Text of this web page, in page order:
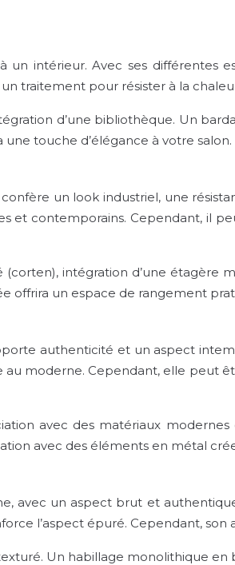
intérieur. Avec ses différentes
traitement pour résister à la
d’une bibliothèque. Un
touche d’élégance à votre salon.
confère un look industriel, une
et contemporains. Cependant, il
intégration d’une
offrira un espace de rangement
authenticité et un aspect
au moderne. Cependant, elle
avec des matériaux
avec des éléments en métal
avec un aspect brut et
l’aspect épuré. Cependant,
Un habillage monolithique